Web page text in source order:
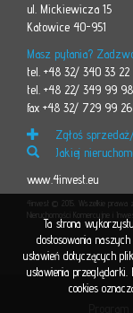
ul. Mickiewicza 15
Katowice 40-951
Masz pytania?
tel. +48 32/ 340 33 22
tel. +48 22/ 349 99 98
fax +48 32/ 729 99 26
Zgłoś
Jakiej
www.4invest.eu
4invest © 2015. Wszelkie prawa
Nieruchomości Komercyjne i
Ta strona
dostosowania
ustawień dotyczących
ustawienia
cookies